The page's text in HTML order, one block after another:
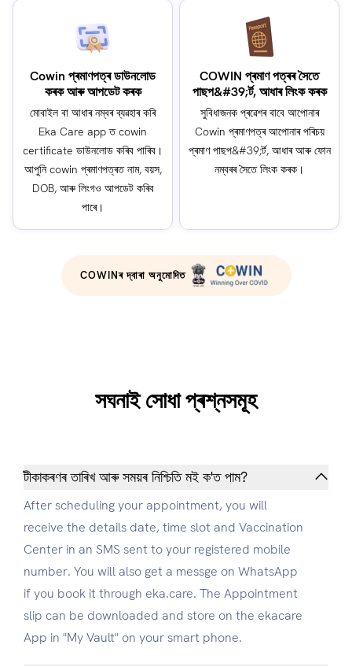
Cowin প্ৰমাণপত্ৰ ডাউনলোড
কৰক আৰু আপডেট কৰক
মোবাইল বা আধাৰ নম্বৰ ব্যৱহাৰ কৰি
Eka Care app ত cowin
certificate ডাউনলোড কৰিব পাৰিব।
আপুনি cowin প্ৰমাণপত্ৰত নাম, বয়স,
DOB, আৰু লিংগও আপডেট কৰিব
পাৰে।
COWIN প্ৰমাণ পত্ৰৰ সৈতে
পাছপ&#39;ৰ্ট, আধাৰ লিংক কৰক
সুবিধাজনক প্ৰৱেশৰ বাবে আপোনাৰ
Cowin প্ৰমাণপত্ৰ আপোনাৰ পৰিচয়
প্ৰমাণ পাছপ&#39;ৰ্ট, আধাৰ আৰু ফোন
নম্বৰৰ সৈতে লিংক কৰক।
COWINৰ দ্বাৰা অনুমোদিত
সঘনাই সোধা প্ৰশ্নসমূহ
টীকাকৰণৰ তাৰিখ আৰু সময়ৰ নিশ্চিতি মই ক'ত পাম?
After scheduling your appointment, you will
receive the details date, time slot and Vaccination
Center in an SMS sent to your registered mobile
number. You will also get a messge on WhatsApp
if you book it through eka.care. The Appointment
slip can be downloaded and store on the ekacare
App in "My Vault" on your smart phone.